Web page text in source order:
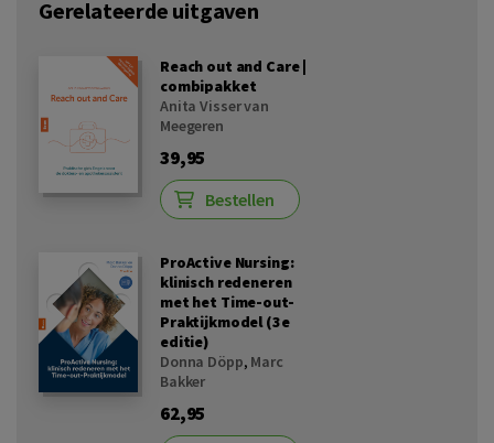
Gerelateerde uitgaven
Reach out and Care |
combipakket
Anita Visser van
Meegeren
39,95
Bestellen
ProActive Nursing:
klinisch redeneren
met het Time-out-
Praktijkmodel (3e
editie)
Donna Döpp, Marc
Bakker
62,95